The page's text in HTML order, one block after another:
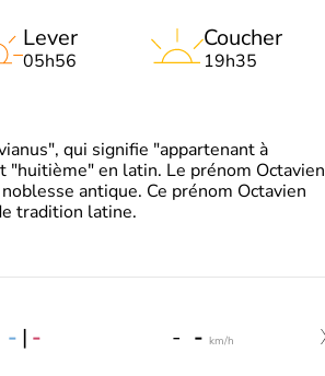
Lever
05h56
Coucher
19h35
qui signifie "appartenant à
en latin. Le prénom Octavien
antique. Ce prénom Octavien
tradition latine.
- | - - - km/h